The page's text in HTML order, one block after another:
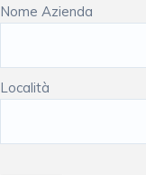
Nome Azienda
Località